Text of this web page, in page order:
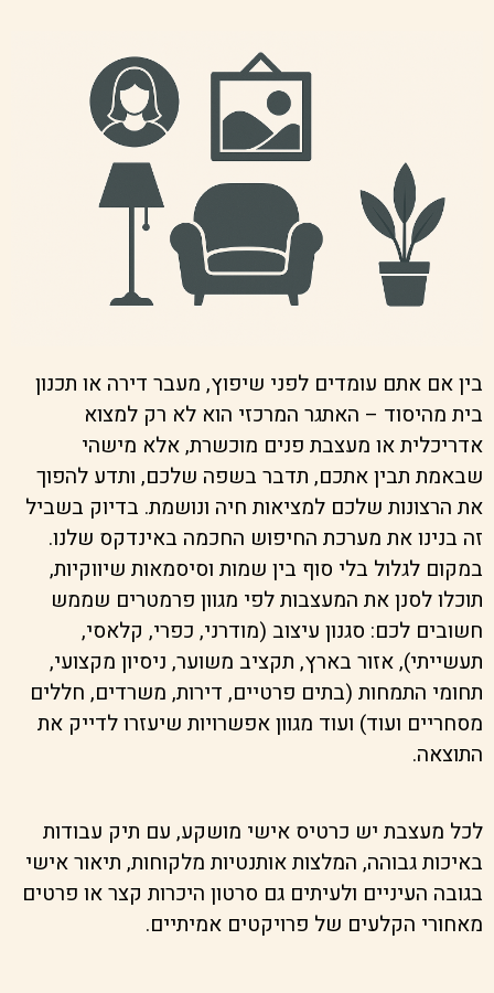
בין אם אתם עומדים לפני שיפוץ, מעבר דירה או תכנון
בית מהיסוד – האתגר המרכזי הוא לא רק למצוא
אדריכלית או מעצבת פנים מוכשרת, אלא מישהי
שבאמת תבין אתכם, תדבר בשפה שלכם, ותדע להפוך
את הרצונות שלכם למציאות חיה ונושמת. בדיוק בשביל
זה בנינו את מערכת החיפוש החכמה באינדקס שלנו.
במקום לגלול בלי סוף בין שמות וסיסמאות שיווקיות,
תוכלו לסנן את המעצבות לפי מגוון פרמטרים שממש
חשובים לכם: סגנון עיצוב (מודרני, כפרי, קלאסי,
תעשייתי), אזור בארץ, תקציב משוער, ניסיון מקצועי,
תחומי התמחות (בתים פרטיים, דירות, משרדים, חללים
מסחריים ועוד) ועוד מגוון אפשרויות שיעזרו לדייק את
התוצאה.
לכל מעצבת יש כרטיס אישי מושקע, עם תיק עבודות
באיכות גבוהה, המלצות אותנטיות מלקוחות, תיאור אישי
בגובה העיניים ולעיתים גם סרטון היכרות קצר או פרטים
מאחורי הקלעים של פרויקטים אמיתיים.